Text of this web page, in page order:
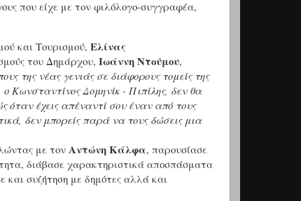
που είχε με τον φιλόλογο-συγγραφέα,
και Τουρισμού, Ελίνας
του Δημάρχου, Ιωάννη Ντούμου,
της νέας γενιάς σε διάφορους τομείς της
ο Κωνσταντίνος Δομηνίκ - Πιπίλης, δεν θα
έχεις απέναντί σου έναν από τους
δεν μπορείς παρά να τους δώσεις μια
με τον Αντώνη Κάλφα, παρουσίασε
διάβασε χαρακτηριστικά αποσπάσματα
και συζήτηση με δημότες αλλά και